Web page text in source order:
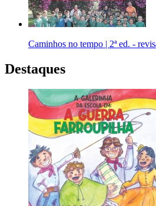
Caminhos no tempo | 2ª ed. -
Destaques